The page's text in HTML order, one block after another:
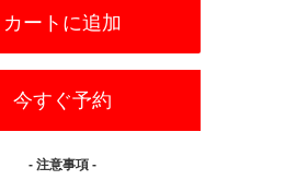
カートに追加
今すぐ予約
- 注意事項 -